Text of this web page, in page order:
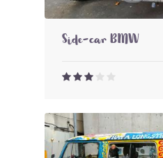
Side-car BMW